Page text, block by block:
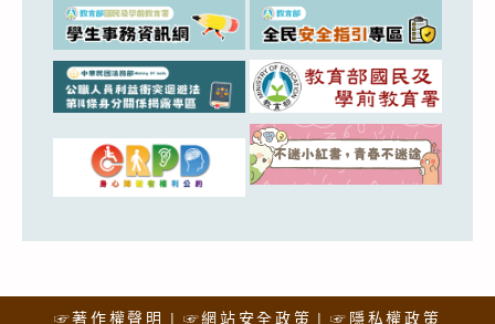
☞著作權聲明 ☞網站安全政策 ☞隱私權政策